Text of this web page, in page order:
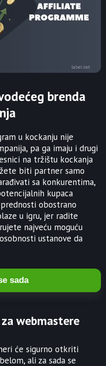
brenda
u kockanju nije
pa ga imaju i drugi
na tržištu kockanja
biti partner samo
​​sa konkurentima,
kupaca
prednosti obostrano
u igru, jer radite
najveću moguću
ustanove da
sada
webmastere
će sigurno otkriti
ali za sada se